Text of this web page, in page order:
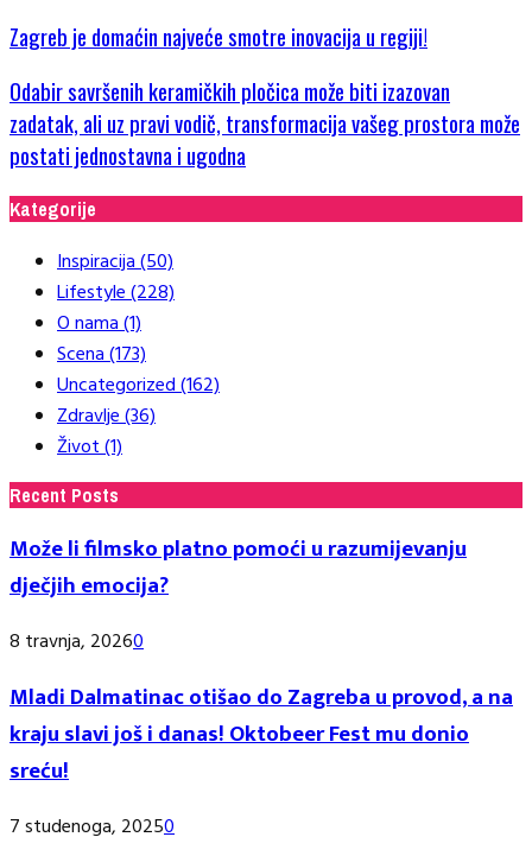
Zagreb je domaćin najveće smotre inovacija u regiji!
Odabir savršenih keramičkih pločica može biti izazovan
zadatak, ali uz pravi vodič, transformacija vašeg prostora može
postati jednostavna i ugodna
Kategorije
Inspiracija(50)
Lifestyle(228)
O nama(1)
Scena(173)
Uncategorized(162)
Zdravlje(36)
Život(1)
Recent Posts
Može li filmsko platno pomoći u razumijevanju
dječjih emocija?
8 travnja, 20260
Mladi Dalmatinac otišao do Zagreba u provod, a na
kraju slavi još i danas! Oktobeer Fest mu donio
sreću!
7 studenoga, 20250